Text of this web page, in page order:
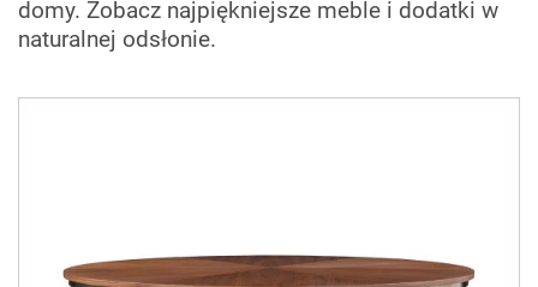
domy. Zobacz najpiękniejsze meble i dodatki w
naturalnej odsłonie.